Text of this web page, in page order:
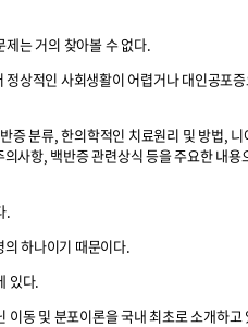
는 거의 찾아볼 수 없다.
상적인 사회생활이 어렵거나 대인공포
증 분류, 한의학적인 치료원리 및 방법,
사항, 백반증 관련상식 등을 주요한 내용
.
하나이기 때문이다.
있다.
동 및 분포이론을 국내 최초로 소개하고